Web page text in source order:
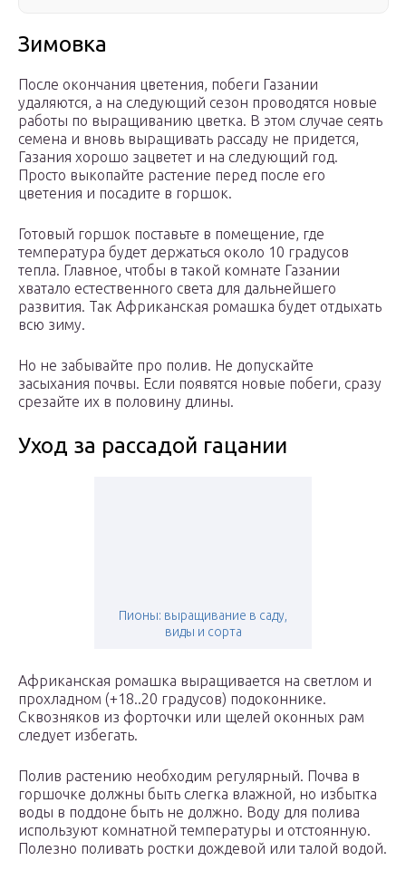
Зимовка
После окончания цветения, побеги Газании
удаляются, а на следующий сезон проводятся новые
работы по выращиванию цветка. В этом случае сеять
семена и вновь выращивать рассаду не придется,
Газания хорошо зацветет и на следующий год.
Просто выкопайте растение перед после его
цветения и посадите в горшок.
Готовый горшок поставьте в помещение, где
температура будет держаться около 10 градусов
тепла. Главное, чтобы в такой комнате Газании
хватало естественного света для дальнейшего
развития. Так Африканская ромашка будет отдыхать
всю зиму.
Но не забывайте про полив. Не допускайте
засыхания почвы. Если появятся новые побеги, сразу
срезайте их в половину длины.
Уход за рассадой гацании
Пионы: выращивание в саду,
виды и сорта
Африканская ромашка выращивается на светлом и
прохладном (+18..20 градусов) подоконнике.
Сквозняков из форточки или щелей оконных рам
следует избегать.
Полив растению необходим регулярный. Почва в
горшочке должны быть слегка влажной, но избытка
воды в поддоне быть не должно. Воду для полива
используют комнатной температуры и отстоянную.
Полезно поливать ростки дождевой или талой водой.